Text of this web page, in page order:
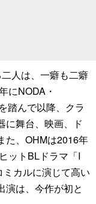
人は、一癖も二癖
にNODA・
踏んで以降、クラ
に舞台、映画、ド
た、OHMは2016年
ットBLドラマ「I
カルに演じて高い
演は、今作が初と